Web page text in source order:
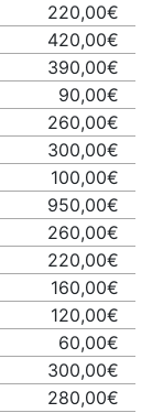
220,00€
420,00€
390,00€
90,00€
260,00€
300,00€
100,00€
950,00€
260,00€
220,00€
160,00€
120,00€
60,00€
300,00€
280,00€